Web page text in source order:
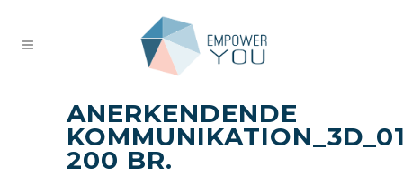
ANERKENDENDE
200 BR.